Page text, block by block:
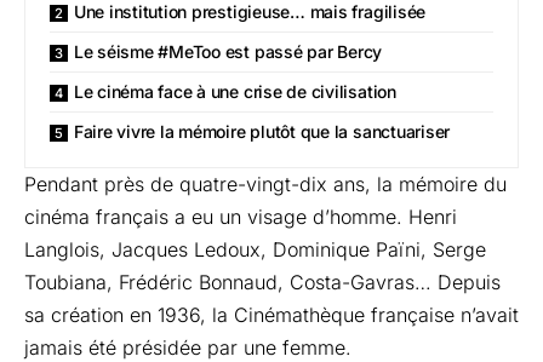
Une institution prestigieuse… mais fragilisée
Le séisme #MeToo est passé par Bercy
Le cinéma face à une crise de civilisation
Faire vivre la mémoire plutôt que la sanctuariser
Pendant près de quatre-vingt-dix ans, la mémoire du
cinéma français a eu un visage d’homme. Henri
Langlois, Jacques Ledoux, Dominique Païni, Serge
Toubiana, Frédéric Bonnaud, Costa-Gavras… Depuis
sa création en 1936, la Cinémathèque française n’avait
jamais été présidée par une femme.